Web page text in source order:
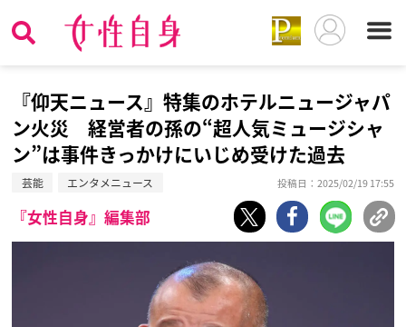
『仰天ニュース』特集のホテルニュージャパ
ン火災 経営者の孫の“超人気ミュージシャ
ン”は事件きっかけにいじめ受けた過去
芸能 エンタメニュース 投稿日：2025/02/19 17:55
『女性自身』編集部